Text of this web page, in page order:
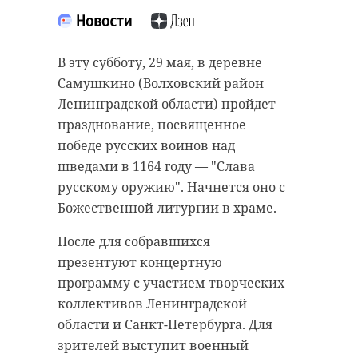
В эту субботу, 29 мая, в деревне
Самушкино (Волховский район
Ленинградской области) пройдет
празднование, посвященное
победе русских воинов над
шведами в 1164 году — "Слава
русскому оружию". Начнется оно с
Божественной литургии в храме.
После для собравшихся
презентуют концертную
программу с участием творческих
коллективов Ленинградской
области и Санкт-Петербурга. Для
зрителей выступит военный
включенных в глобальный
туристский проект "Серебряное
ожерелье России", появилась
накопительная бонусная
программа. Участники за поездки
в разные регионы на свой счет
будут получать баллы, которые
позже смогут обменивать на
Для возможности использовать
такую систему необходимо
посетить региональный
туристско-информационный
центр. Также за участие в
Подписывайтесь на нас в
Сегодня, 24 мая, 47-й регион
выбирал лучшие школьные
музеи. Среди всех претендентов
лауреатами стало восемь музеев
общеобразовательных
организаций, а победителями —
четыре.
В итоге лучшим музеем в
номинации "Музеи истории
детского движения и истории
образования" назван музей
"Истоки" Толмачевской средней
школы имени Героя Советского